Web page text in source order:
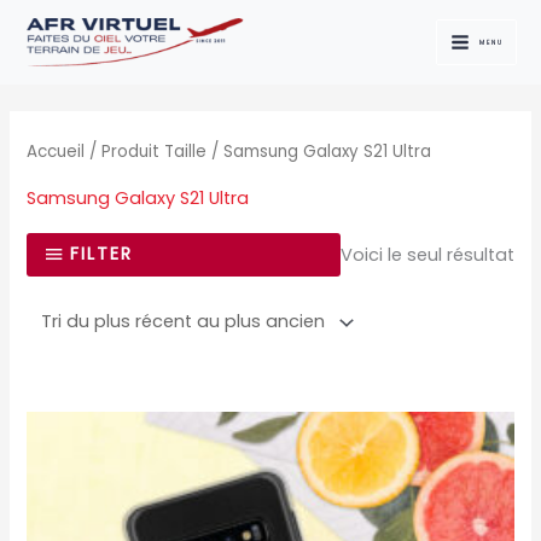
Aller
MENU
Accueil / Produit Taille / Samsung Galaxy S21 Ultra
Samsung Galaxy S21 Ultra
FILTER Voici le seul résultat
Ce
produit
a
plusieurs